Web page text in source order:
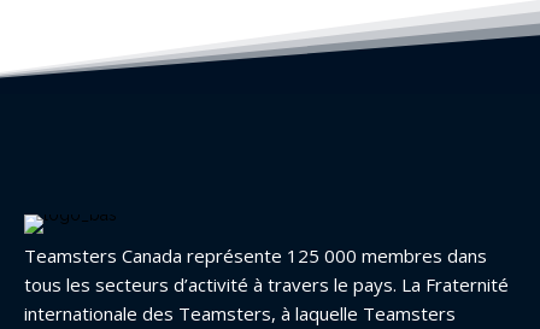
Teamsters Canada représente 125 000 membres dans
tous les secteurs d’activité à travers le pays. La Fraternité
internationale des Teamsters, à laquelle Teamsters